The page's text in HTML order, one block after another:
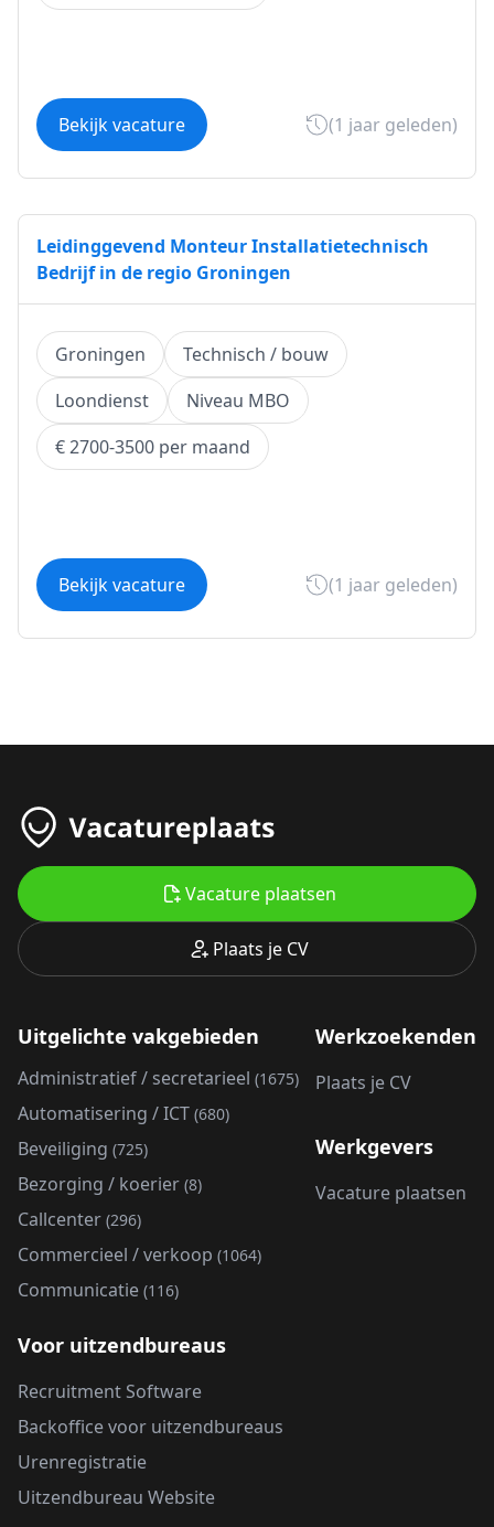
Bekijk vacature (1 jaar geleden)
Leidinggevend Monteur Installatietechnisch
Bedrijf in de regio Groningen
Groningen
Technisch / bouw
Loondienst
Niveau MBO
€ 2700-3500 per maand
Bekijk vacature (1 jaar geleden)
Plaats je CV
Vacature plaatsen
Uitgelichte vakgebieden
Administratief / secretarieel (1675)
Automatisering / ICT (680)
Beveiliging (725)
Bezorging / koerier (8)
Callcenter (296)
Commercieel / verkoop (1064)
Communicatie (116)
Werkzoekenden
Plaats je CV
Werkgevers
Vacature plaatsen
Voor uitzendbureaus
Recruitment Software
Backoffice voor uitzendbureaus
Urenregistratie
Uitzendbureau Website